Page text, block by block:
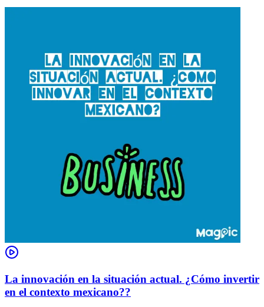
La innovación en la situación actual. ¿Cómo invertir
en el contexto mexicano??